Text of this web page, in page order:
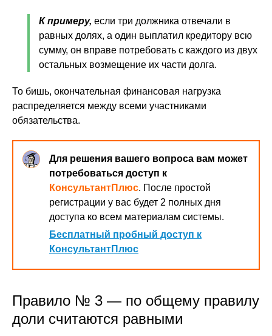
К примеру, если три должника отвечали в
равных долях, а один выплатил кредитору всю
сумму, он вправе потребовать с каждого из двух
остальных возмещение их части долга.
То бишь, окончательная финансовая нагрузка
распределяется между всеми участниками
обязательства.
Для решения вашего вопроса вам может
потребоваться доступ к
КонсультантПлюс. После простой
регистрации у вас будет 2 полных дня
доступа ко всем материалам системы.
Бесплатный пробный доступ к
КонсультантПлюс
Правило № 3 — по общему правилу
доли считаются равными